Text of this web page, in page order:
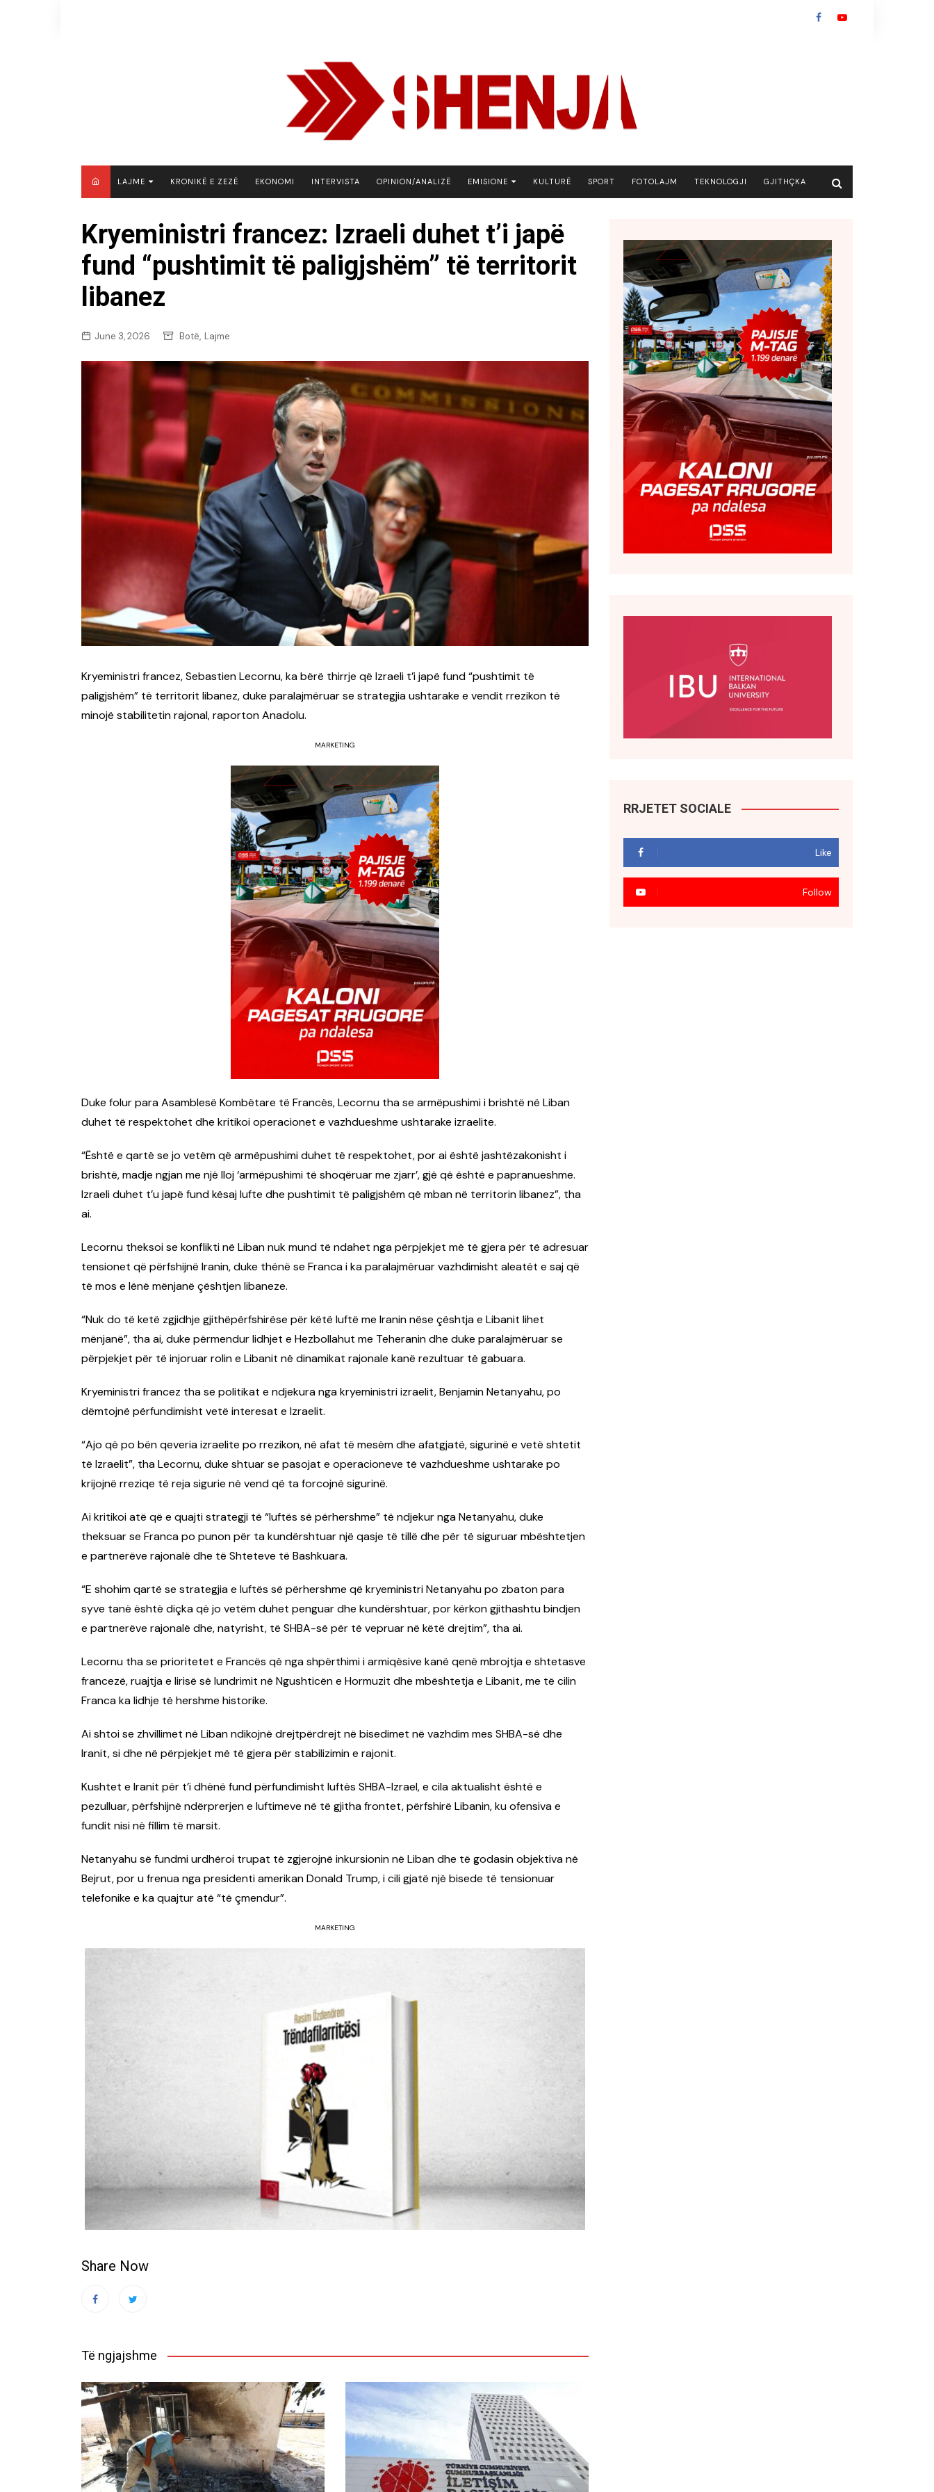
LAJME
KOSOVË
SHQIPËRI
BOTË
KRONIKË E ZEZË EKONOMI INTERVISTA OPINION/ANALIZË EMISIONE
BOTA NE FOKUS
EKONOMIKS
KONAKU
KU E KISHIM FJALEN
LIGJERATE FETARE
RELAKS
RETRO JAVORE
KULTURË SPORT FOTOLAJM TEKNOLOGJI GJITHÇKA
Kryeministri francez: Izraeli duhet t’i japë
fund “pushtimit të paligjshëm” të territorit
libanez
June 3, 2026 Botë, Lajme
Kryeministri francez, Sebastien Lecornu, ka bërë thirrje që Izraeli t’i japë fund “pushtimit të
paligjshëm” të territorit libanez, duke paralajmëruar se strategjia ushtarake e vendit rrezikon të
minojë stabilitetin rajonal, raporton Anadolu.
MARKETING
Duke folur para Asamblesë Kombëtare të Francës, Lecornu tha se armëpushimi i brishtë në Liban
duhet të respektohet dhe kritikoi operacionet e vazhdueshme ushtarake izraelite.
“Është e qartë se jo vetëm që armëpushimi duhet të respektohet, por ai është jashtëzakonisht i
brishtë, madje ngjan me një lloj ‘armëpushimi të shoqëruar me zjarr’, gjë që është e papranueshme.
Izraeli duhet t’u japë fund kësaj lufte dhe pushtimit të paligjshëm që mban në territorin libanez”, tha
ai.
Lecornu theksoi se konflikti në Liban nuk mund të ndahet nga përpjekjet më të gjera për të adresuar
tensionet që përfshijnë Iranin, duke thënë se Franca i ka paralajmëruar vazhdimisht aleatët e saj që
të mos e lënë mënjanë çështjen libaneze.
“Nuk do të ketë zgjidhje gjithëpërfshirëse për këtë luftë me Iranin nëse çështja e Libanit lihet
mënjanë”, tha ai, duke përmendur lidhjet e Hezbollahut me Teheranin dhe duke paralajmëruar se
përpjekjet për të injoruar rolin e Libanit në dinamikat rajonale kanë rezultuar të gabuara.
Kryeministri francez tha se politikat e ndjekura nga kryeministri izraelit, Benjamin Netanyahu, po
dëmtojnë përfundimisht vetë interesat e Izraelit.
“Ajo që po bën qeveria izraelite po rrezikon, në afat të mesëm dhe afatgjatë, sigurinë e vetë shtetit
të Izraelit”, tha Lecornu, duke shtuar se pasojat e operacioneve të vazhdueshme ushtarake po
krijojnë rreziqe të reja sigurie në vend që ta forcojnë sigurinë.
Ai kritikoi atë që e quajti strategji të “luftës së përhershme” të ndjekur nga Netanyahu, duke
theksuar se Franca po punon për ta kundërshtuar një qasje të tillë dhe për të siguruar mbështetjen
e partnerëve rajonalë dhe të Shteteve të Bashkuara.
“E shohim qartë se strategjia e luftës së përhershme që kryeministri Netanyahu po zbaton para
syve tanë është diçka që jo vetëm duhet penguar dhe kundërshtuar, por kërkon gjithashtu bindjen
e partnerëve rajonalë dhe, natyrisht, të SHBA-së për të vepruar në këtë drejtim”, tha ai.
Lecornu tha se prioritetet e Francës që nga shpërthimi i armiqësive kanë qenë mbrojtja e shtetasve
francezë, ruajtja e lirisë së lundrimit në Ngushticën e Hormuzit dhe mbështetja e Libanit, me të cilin
Franca ka lidhje të hershme historike.
Ai shtoi se zhvillimet në Liban ndikojnë drejtpërdrejt në bisedimet në vazhdim mes SHBA-së dhe
Iranit, si dhe në përpjekjet më të gjera për stabilizimin e rajonit.
Kushtet e Iranit për t’i dhënë fund përfundimisht luftës SHBA-Izrael, e cila aktualisht është e
pezulluar, përfshijnë ndërprerjen e luftimeve në të gjitha frontet, përfshirë Libanin, ku ofensiva e
fundit nisi në fillim të marsit.
Netanyahu së fundmi urdhëroi trupat të zgjerojnë inkursionin në Liban dhe të godasin objektiva në
Bejrut, por u frenua nga presidenti amerikan Donald Trump, i cili gjatë një bisede të tensionuar
telefonike e ka quajtur atë “të çmendur”.
MARKETING
Share Now
Të ngjajshme
RRJETET SOCIALE
Like
Follow